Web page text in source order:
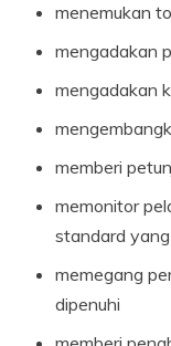
menemukan
mengadakan
mengadakan
memberi
memonitor
standard
memegang
dipenuhi